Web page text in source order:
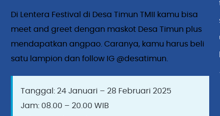
Di Lentera Festival di Desa Timun TMII kamu bisa
meet and greet dengan maskot Desa Timun plus
mendapatkan angpao. Caranya, kamu harus beli
satu lampion dan follow IG @desatimun.
Tanggal: 24 Januari – 28 Februari 2025
Jam: 08.00 – 20.00 WIB